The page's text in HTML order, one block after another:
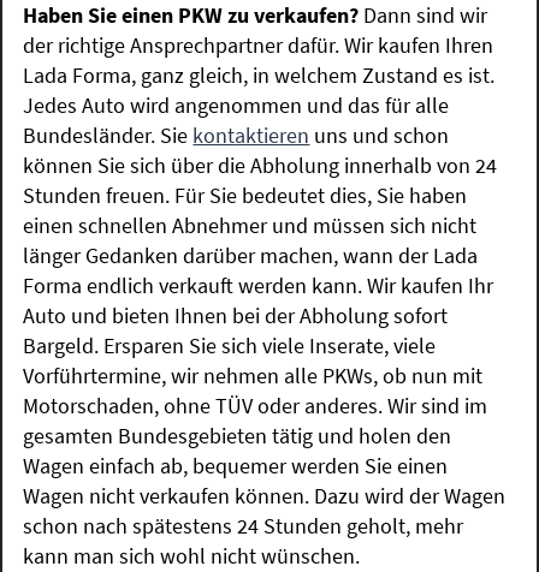
Haben Sie einen PKW zu verkaufen? Dann sind wir
der richtige Ansprechpartner dafür. Wir kaufen Ihren
Lada Forma, ganz gleich, in welchem Zustand es ist.
Jedes Auto wird angenommen und das für alle
Bundesländer. Sie kontaktieren uns und schon
können Sie sich über die Abholung innerhalb von 24
Stunden freuen. Für Sie bedeutet dies, Sie haben
einen schnellen Abnehmer und müssen sich nicht
länger Gedanken darüber machen, wann der Lada
Forma endlich verkauft werden kann. Wir kaufen Ihr
Auto und bieten Ihnen bei der Abholung sofort
Bargeld. Ersparen Sie sich viele Inserate, viele
Vorführtermine, wir nehmen alle PKWs, ob nun mit
Motorschaden, ohne TÜV oder anderes. Wir sind im
gesamten Bundesgebieten tätig und holen den
Wagen einfach ab, bequemer werden Sie einen
Wagen nicht verkaufen können. Dazu wird der Wagen
schon nach spätestens 24 Stunden geholt, mehr
kann man sich wohl nicht wünschen.